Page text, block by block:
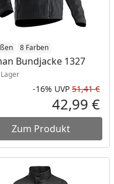
8 Farben
Bundjacke 1327
am Lager
-16% UVP 51,41 €
42,99 €
Zum Produkt